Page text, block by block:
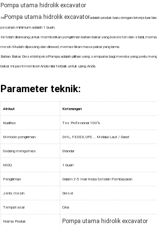
Pompa utama hidrolik excavator
IniPompa utama hidrolik excavatoradalah produk baru dengan kinerja luar
pesanan minimum adalah 1 buah.
Ini telah dirancang untuk memberikan pengiriman bahan bakar yang konsisten dan stabil,
mesin.Mudah dipasang dan dirawat, memastikan masa pakai yang lama.
Bahan Bakar Diesel iniInjeksiPompa adalah pilihan yang sempurna bagi mereka yang perlu
bakar.Ini pasti memberi Anda nilai terbaik untuk uang Anda.
Parameter teknik:
Atribut Keterangan
Kualitas Tes Profesional 100%.
Metode pengiriman DHL, FEDEX, UPS ... Melalui Laut / Darat
Sedang mengemas Standar
MOQ 1 buah
Pengiriman Dalam 2-5 Hari Kerja Setelah Pembayaran
Jenis mesin Diesel
Tempat asal Cina
Nama Produk Pompa utama hidrolik excavator